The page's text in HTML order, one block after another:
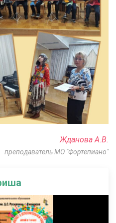
Жданова А.В.
преподаватель МО "Фортепиано"